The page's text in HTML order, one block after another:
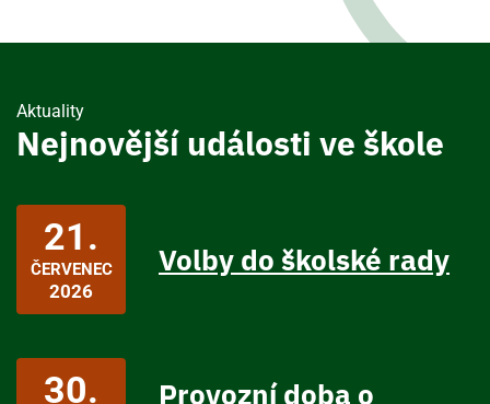
Aktuality
Nejnovější události ve škole
21.
ČERVENEC
2026
Volby do školské rady
30. Provozní doba o